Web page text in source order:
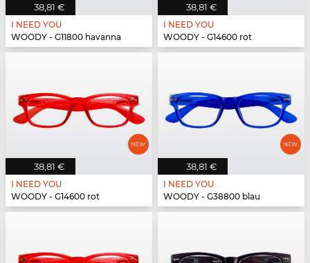
38,81 €
I NEED YOU
WOODY - G11800 havanna
38,81 €
I NEED YOU
WOODY - G14600 rot
38,81 €
I NEED YOU
WOODY - G14600 rot
38,81 €
I NEED YOU
WOODY - G38800 blau